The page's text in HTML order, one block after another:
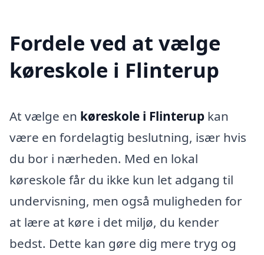
Fordele ved at vælge
køreskole i Flinterup
At vælge en køreskole i Flinterup kan
være en fordelagtig beslutning, især hvis
du bor i nærheden. Med en lokal
køreskole får du ikke kun let adgang til
undervisning, men også muligheden for
at lære at køre i det miljø, du kender
bedst. Dette kan gøre dig mere tryg og